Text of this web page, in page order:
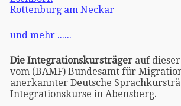
Rottenburg am Neckar
und mehr ......
Die Integrationskursträgerauf dieser
vom (BAMF) Bundesamt für
anerkannter Deutsche
Integrationskurse in Abensberg.